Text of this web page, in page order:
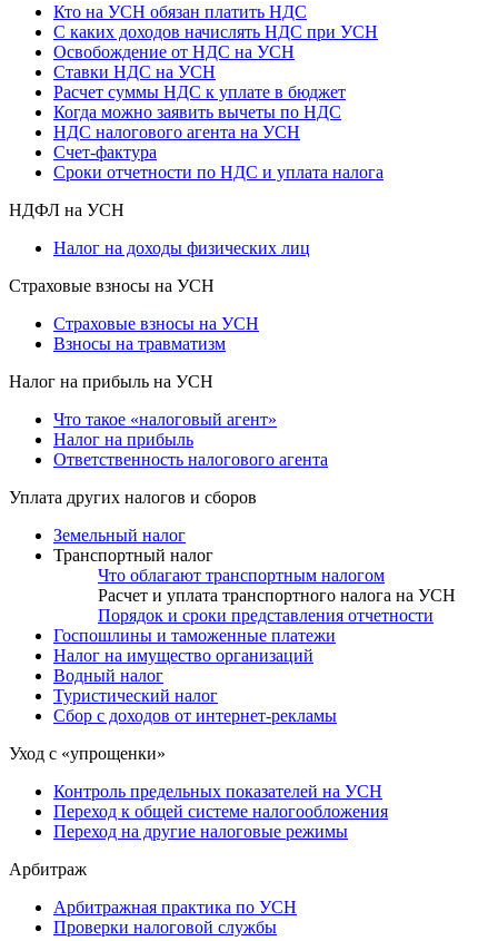
Кто на УСН обязан платить НДС
С каких доходов начислять НДС при УСН
Освобождение от НДС на УСН
Ставки НДС на УСН
Расчет суммы НДС к уплате в бюджет
Когда можно заявить вычеты по НДС
НДС налогового агента на УСН
Счет-фактура
Сроки отчетности по НДС и уплата налога
НДФЛ на УСН
Налог на доходы физических лиц
Страховые взносы на УСН
Страховые взносы на УСН
Взносы на травматизм
Налог на прибыль на УСН
Что такое «налоговый агент»
Налог на прибыль
Ответственность налогового агента
Уплата других налогов и сборов
Земельный налог
Транспортный налог
Что облагают транспортным налогом
Расчет и уплата транспортного налога на УСН
Порядок и сроки представления отчетности
Госпошлины и таможенные платежи
Налог на имущество организаций
Водный налог
Туристический налог
Сбор с доходов от интернет-рекламы
Уход с «упрощенки»
Контроль предельных показателей на УСН
Переход к общей системе налогообложения
Переход на другие налоговые режимы
Арбитраж
Арбитражная практика по УСН
Проверки налоговой службы